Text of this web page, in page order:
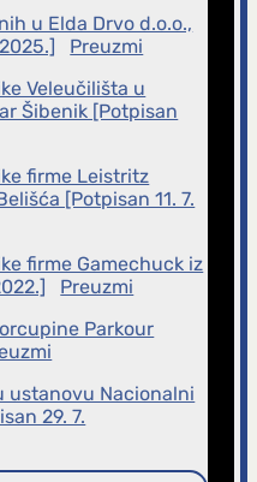
u Elda Drvo d.o.o.,
Preuzmi
Veleučilišta u
Šibenik [Potpisan
firme Leistritz
[Potpisan 11. 7.
firme Gamechuck iz
Preuzmi
Parkour
ustanovu Nacionalni
29. 7.